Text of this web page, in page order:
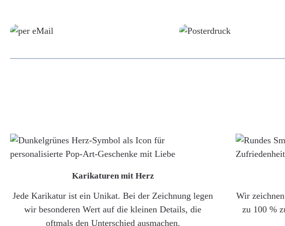
Karikaturen mit Herz
Jede Karikatur ist ein Unikat. Bei der Zeichnung legen
wir besonderen Wert auf die kleinen Details, die
oftmals den Unterschied ausmachen.
Wir
zu 100 %